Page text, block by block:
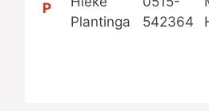
P
Plantinga
542364